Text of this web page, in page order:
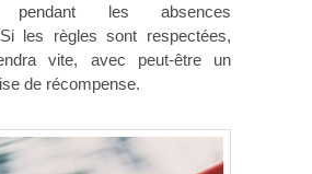
pendant les absences
les règles sont respectées,
vite, avec peut-être un
de récompense.